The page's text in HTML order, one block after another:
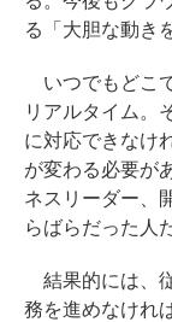
る「大胆な動き
いつでもどこ
リアルタイム。
に対応できなけ
が変わる必要が
ネスリーダー、
らばらだった人
結果的には、
務を進めなけれ